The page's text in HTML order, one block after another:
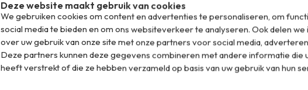
Deze website maakt gebruik van cookies
We gebruiken cookies om content en advertenties te personaliseren, om
social media te bieden en om ons websiteverkeer te analyseren. Ook delen
over uw gebruik van onze site met onze partners voor social media,
Deze partners kunnen deze gegevens combineren met andere informatie die
heeft verstrekt of die ze hebben verzameld op basis van uw gebruik van hun